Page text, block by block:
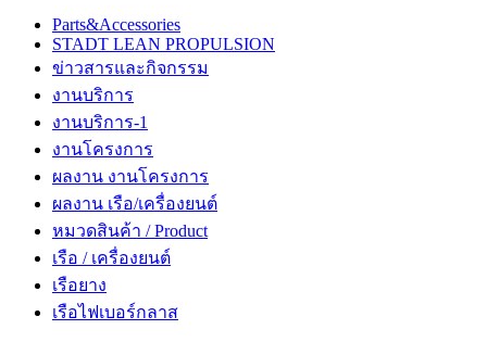
Parts&Accessories
STADT LEAN PROPULSION
ข่าวสารและกิจกรรม
งานบริการ
งานบริการ-1
งานโครงการ
ผลงาน งานโครงการ
ผลงาน เรือ/เครื่องยนต์
หมวดสินค้า / Product
เรือ / เครื่องยนต์
เรือยาง
เรือไฟเบอร์กลาส